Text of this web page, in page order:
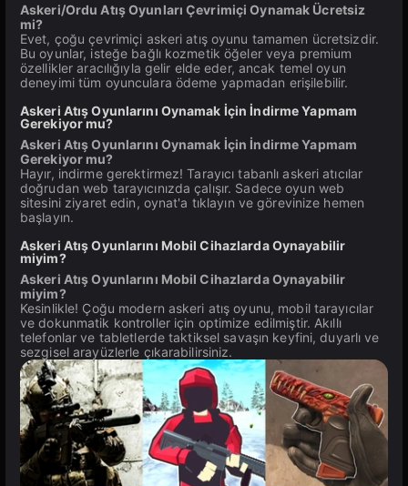
Askeri/Ordu Atış Oyunları Çevrimiçi Oynamak Ücretsiz
mi?
Evet, çoğu çevrimiçi askeri atış oyunu tamamen ücretsizdir.
Bu oyunlar, isteğe bağlı kozmetik öğeler veya premium
özellikler aracılığıyla gelir elde eder, ancak temel oyun
deneyimi tüm oyunculara ödeme yapmadan erişilebilir.
Askeri Atış Oyunlarını Oynamak İçin İndirme Yapmam
Gerekiyor mu?
Askeri Atış Oyunlarını Oynamak İçin İndirme Yapmam
Gerekiyor mu?
Hayır, indirme gerektirmez! Tarayıcı tabanlı askeri atıcılar
doğrudan web tarayıcınızda çalışır. Sadece oyun web
sitesini ziyaret edin, oynat'a tıklayın ve görevinize hemen
başlayın.
Askeri Atış Oyunlarını Mobil Cihazlarda Oynayabilir
miyim?
Askeri Atış Oyunlarını Mobil Cihazlarda Oynayabilir
miyim?
Kesinlikle! Çoğu modern askeri atış oyunu, mobil tarayıcılar
ve dokunmatik kontroller için optimize edilmiştir. Akıllı
telefonlar ve tabletlerde taktiksel savaşın keyfini, duyarlı ve
sezgisel arayüzlerle çıkarabilirsiniz.